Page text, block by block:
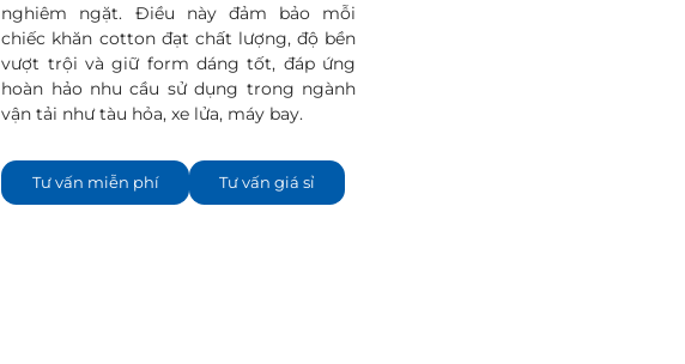
nghiêm ngặt. Điều này đảm bảo mỗi
chiếc khăn cotton đạt chất lượng, độ bền
vượt trội và giữ form dáng tốt, đáp ứng
hoàn hảo nhu cầu sử dụng trong ngành
vận tải như tàu hỏa, xe lửa, máy bay.
Tư vấn miễn phí Tư vấn giá sỉ